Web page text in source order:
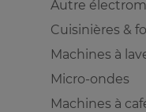
Autre
Cuisinières &
Machines à
Micro-ondes
Machines à